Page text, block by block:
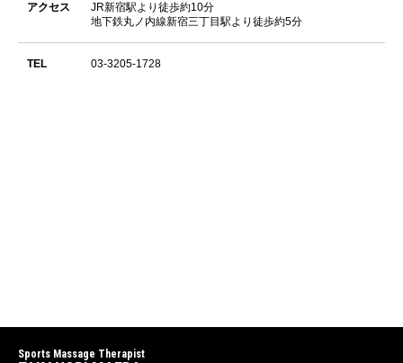
アクセス
JR新宿駅より徒歩約10分
地下鉄丸ノ内線新宿三丁目駅より徒歩約5分
TEL 03-3205-1728
Sports Massage Therapist